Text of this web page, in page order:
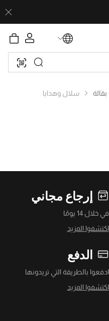
بقالة سلال وهدايا
إرجاع مجاني
في خلال 14 يومًا
اكتشفوا المزيد
الدفع
ادفعوا بالطريقة التي تريدونها
اكتشفوا المزيد